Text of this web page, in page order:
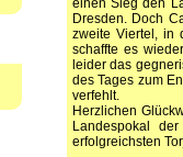
einen Sieg den
Dresden. Doch
zweite Viertel, in
schaffte es
leider das
des Tages zum
verfehlt.
Herzlichen
Landespokal
erfolgreichsten